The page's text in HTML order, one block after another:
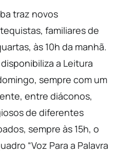
traz novos
familiares de
às 10h da manhã.
a Leitura
sempre com um
entre diáconos,
de diferentes
sempre às 15h, o
“Voz Para a Palavra